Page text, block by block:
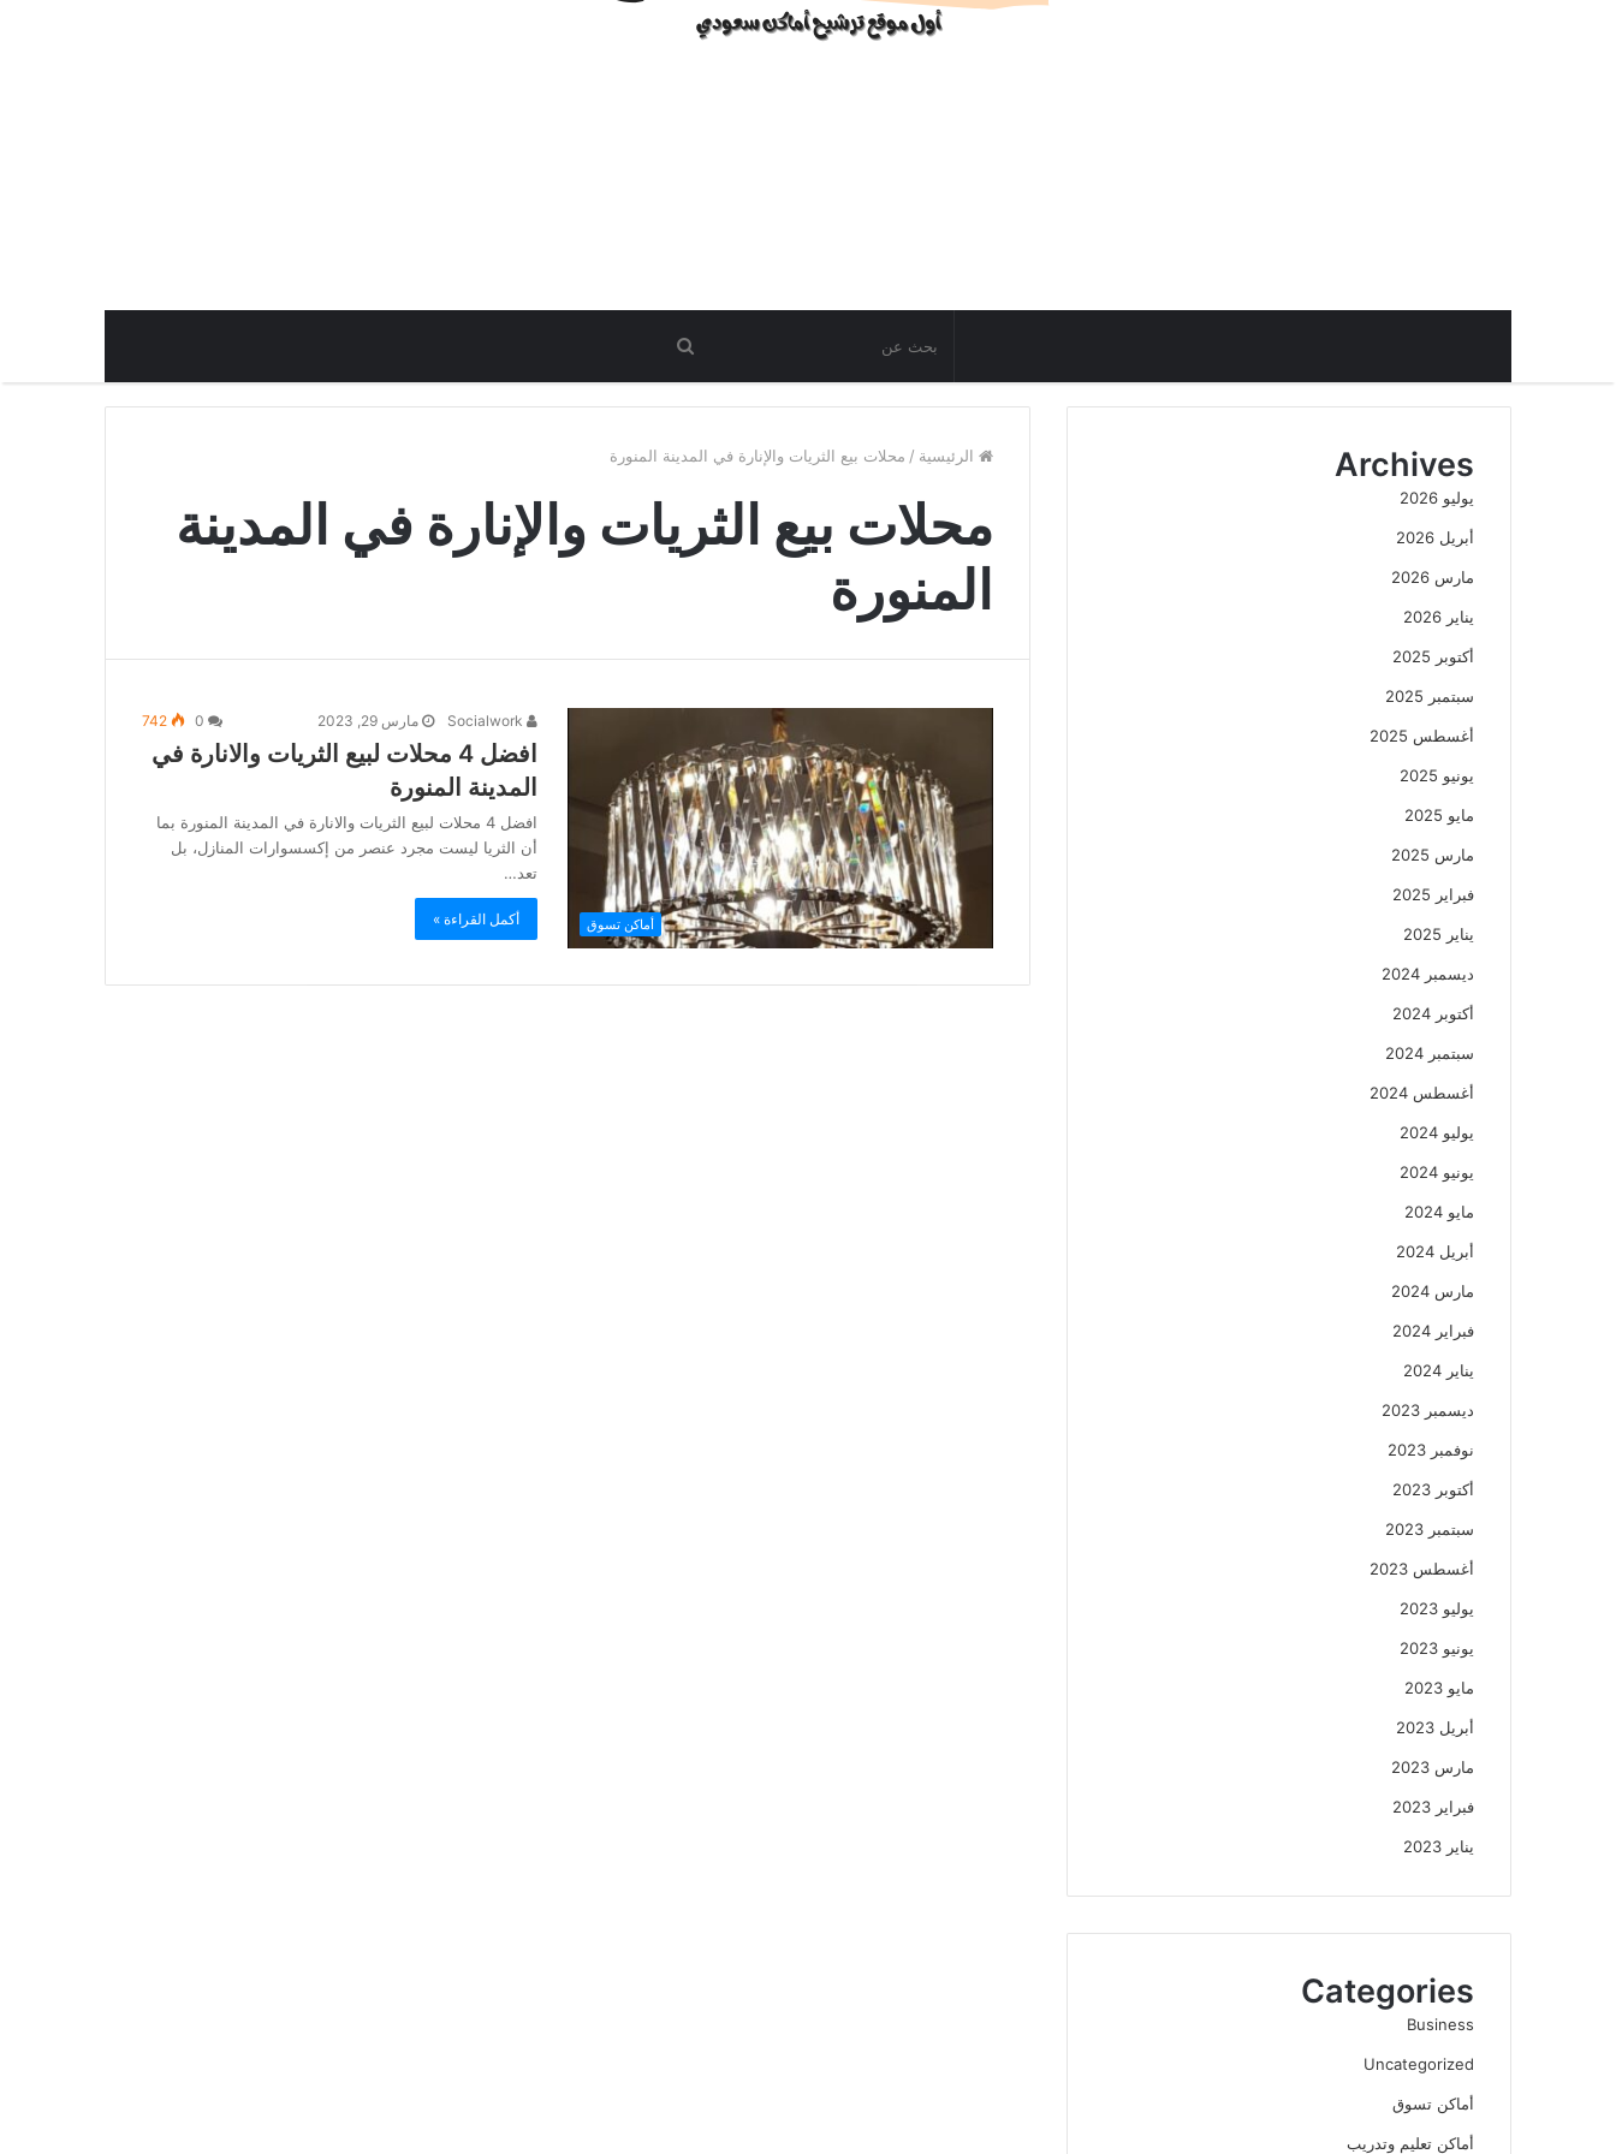
الرئيسية / محلات بيع الثريات والإنارة في المدينة المنورة
محلات بيع الثريات والإنارة في المدينة
المنورة
أماكن تسوق
مارس 29, 2023 742
افضل 4 محلات لبيع الثريات والانارة في
المدينة المنورة
افضل 4 محلات لبيع الثريات والانارة في المدينة المنورة بما
أن الثريا ليست مجرد عنصر من إكسسوارات المنازل، بل
تعد…
أكمل القراءة »
Archives
يوليو 2026
أبريل 2026
مارس 2026
يناير 2026
أكتوبر 2025
سبتمبر 2025
أغسطس 2025
يونيو 2025
مايو 2025
مارس 2025
فبراير 2025
يناير 2025
ديسمبر 2024
أكتوبر 2024
سبتمبر 2024
أغسطس 2024
يوليو 2024
يونيو 2024
مايو 2024
أبريل 2024
مارس 2024
فبراير 2024
يناير 2024
ديسمبر 2023
نوفمبر 2023
أكتوبر 2023
سبتمبر 2023
أغسطس 2023
يوليو 2023
يونيو 2023
مايو 2023
أبريل 2023
مارس 2023
فبراير 2023
يناير 2023
Categories
Business
Uncategorized
أماكن تسوق
أماكن تعليم وتدريب